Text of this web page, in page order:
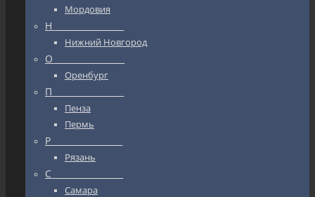
Мордовия
Н_________________
Нижний Новгород
О_________________
Оренбург
П_________________
Пенза
Пермь
Р_________________
Рязань
С_________________
Самара